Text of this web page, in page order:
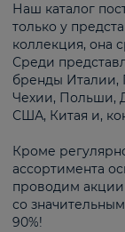
Наш каталог
только у
коллекция, она
Среди
бренды Италии,
Чехии, Польши,
США, Китая и,
Кроме
ассортимента
проводим
со
90%!